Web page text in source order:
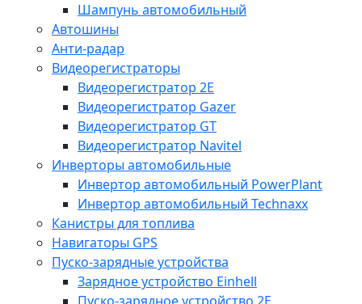
Шампунь автомобильный
Автошины
Анти-радар
Видеорегистраторы
Видеорегистратор 2E
Видеорегистратор Gazer
Видеорегистратор GT
Видеорегистратор Navitel
Инверторы автомобильные
Инвертор автомобильный PowerPlant
Инвертор автомобильный Technaxx
Канистры для топлива
Навигаторы GPS
Пуско-зарядные устройства
Зарядное устройство Einhell